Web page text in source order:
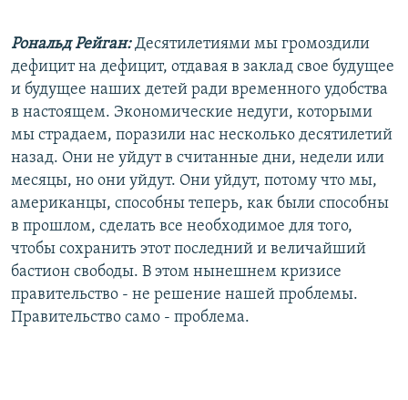
Рональд Рейган:Десятилетиями мы громоздили
дефицит на дефицит, отдавая в заклад свое будущее
и будущее наших детей ради временного удобства
в настоящем. Экономические недуги, которыми
мы страдаем, поразили нас несколько десятилетий
назад. Они не уйдут в считанные дни, недели или
месяцы, но они уйдут. Они уйдут, потому что мы,
американцы, способны теперь, как были способны
в прошлом, сделать все необходимое для того,
чтобы сохранить этот последний и величайший
бастион свободы. В этом нынешнем кризисе
правительство - не решение нашей проблемы.
Правительство само - проблема.